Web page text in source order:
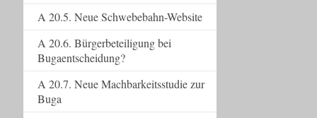
A 20.5. Neue Schwebebahn-Website
A 20.6. Bürgerbeteiligung bei
Bugaentscheidung?
A 20.7. Neue Machbarkeitsstudie zur
Buga